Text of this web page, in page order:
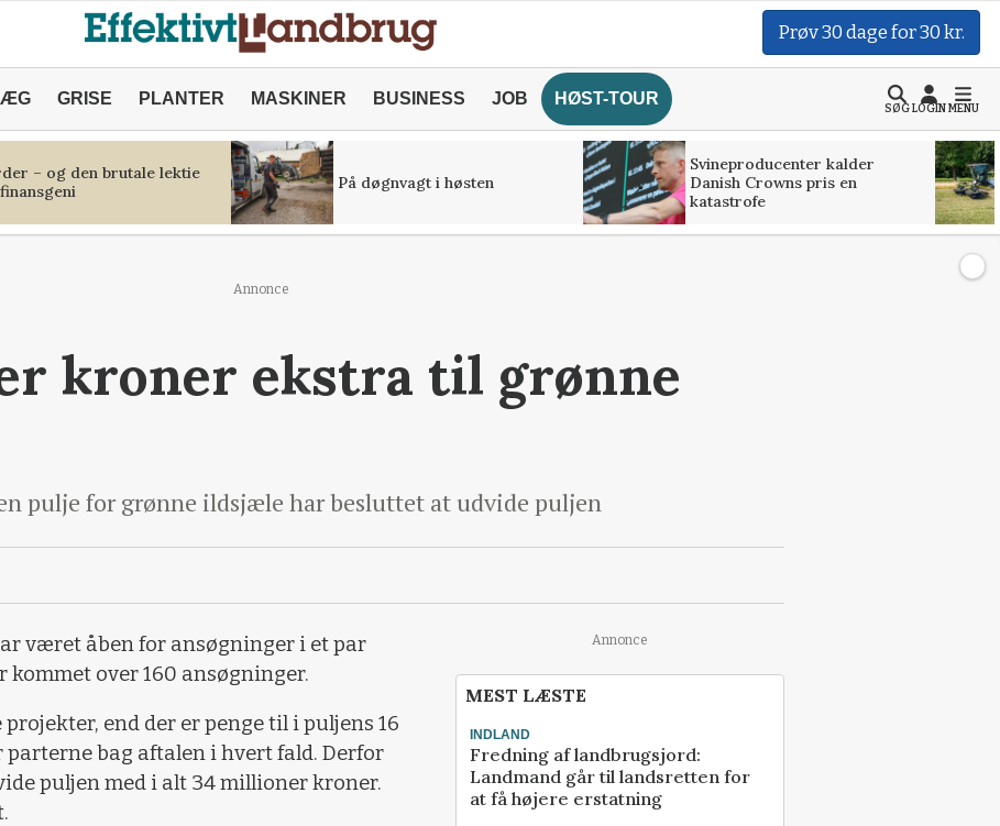
Prøv 30 dage for 30 kr.
GRISE PLANTER MASKINER BUSINESS JOB HØST-TOUR
SØGLOGINMENU
– og den brutale lektie
På døgnvagt i høsten
Svineproducenter kalder
Danish Crowns pris en
katastrofe
Annonce
kroner ekstra til grønne
pulje for grønne ildsjæle har besluttet at udvide puljen
været åben for ansøgninger i et par
kommet over 160 ansøgninger.
end der er penge til i puljens 16
bag aftalen i hvert fald. Derfor
puljen med i alt 34 millioner kroner.
Annonce
MEST LÆSTE
INDLAND
Fredning af landbrugsjord:
Landmand går til landsretten for
at få højere erstatning